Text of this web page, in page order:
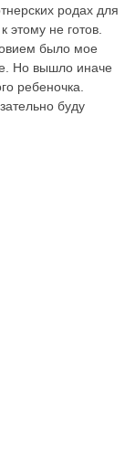
родах для
не готов.
было мое
Но вышло иначе
ребеночка.
буду